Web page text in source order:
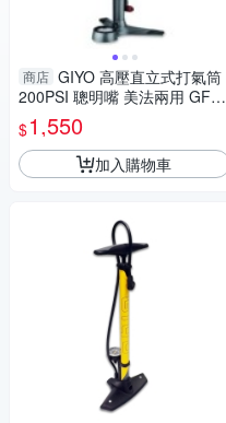
商店 GIYO 高壓直立式打氣筒
200PSI 聰明嘴 美法兩用 GF-1
5SP
$1,550
加入購物車